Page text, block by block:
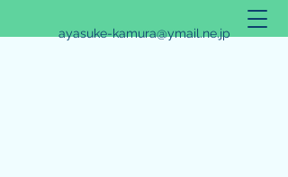
ayasuke-kamura@ymail.ne.jp